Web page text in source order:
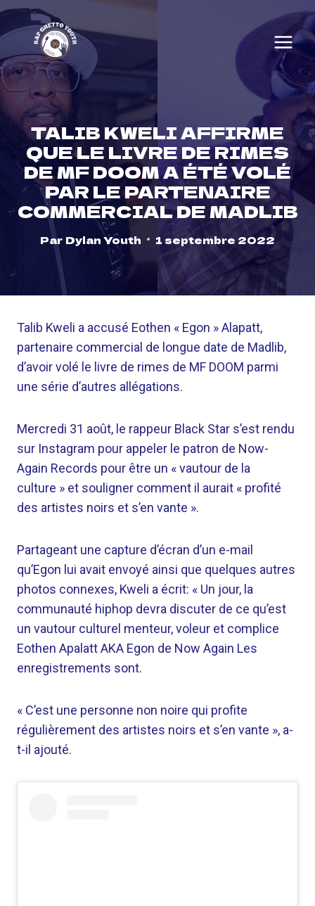
Skip
to
content
TALIB KWELI AFFIRME
QUE LE LIVRE DE RIMES
DE MF DOOM A ÉTÉ VOLÉ
PAR LE PARTENAIRE
COMMERCIAL DE MADLIB
Par Dylan Youth 1 septembre 2022
Talib Kweli a accusé Eothen « Egon » Alapatt,
partenaire commercial de longue date de Madlib,
d’avoir volé le livre de rimes de MF DOOM parmi
une série d’autres allégations.
Mercredi 31 août, le rappeur Black Star s’est rendu
sur Instagram pour appeler le patron de Now-
Again Records pour être un « vautour de la
culture » et souligner comment il aurait « profité
des artistes noirs et s’en vante ».
Partageant une capture d’écran d’un e-mail
qu’Egon lui avait envoyé ainsi que quelques autres
photos connexes, Kweli a écrit: « Un jour, la
communauté hiphop devra discuter de ce qu’est
un vautour culturel menteur, voleur et complice
Eothen Apalatt AKA Egon de Now Again Les
enregistrements sont.
« C’est une personne non noire qui profite
régulièrement des artistes noirs et s’en vante », a-
t-il ajouté.